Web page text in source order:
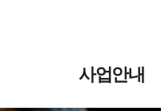
사업안내